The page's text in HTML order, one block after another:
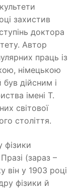
захистив
доктора
Автор
праць із
німецькою
дійсним і
імені Т.
світової
століття.
фізики
(зараз –
він у 1903 році
фізики й